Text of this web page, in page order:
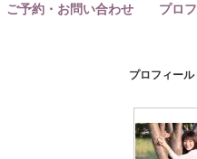
プロフィール
ご予約・お問い合わせ プロ